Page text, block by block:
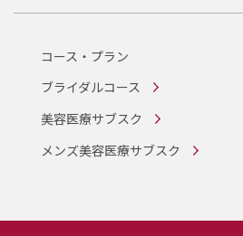
コース・プラン
ブライダルコース
美容医療サブスク
メンズ美容医療サブスク